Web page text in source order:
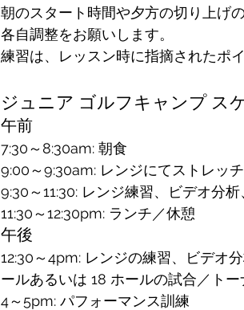
朝のスタート時間や夕方の切り上げ
各自調整をお願いします。
練習は、レッスン時に指摘されたポ
ジュニア ゴルフキャンプ ス
午前
7:30～8:30am: 朝食
9:00～9:30am: レンジにてストレッ
9:30～11:30: レンジ練習、ビデオ分
11:30～12:30pm: ランチ／休憩
午後
12:30～4pm: レンジの練習、ビデオ
ールあるいは 18 ホールの試合／トー
4～5pm: パフォーマンス訓練